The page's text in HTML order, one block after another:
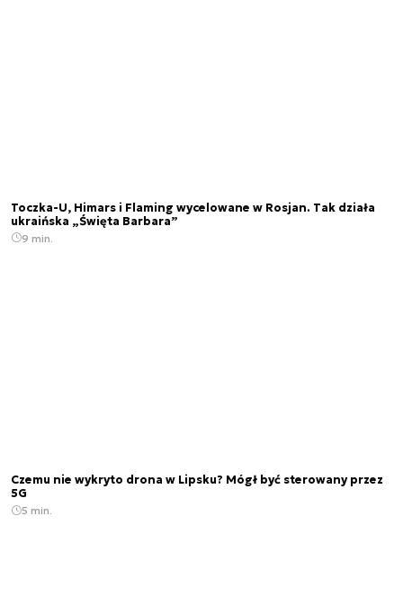
Toczka-U, Himars i Flaming wycelowane w Rosjan. Tak działa
ukraińska „Święta Barbara”
9 min.
Czemu nie wykryto drona w Lipsku? Mógł być sterowany przez
5G
5 min.